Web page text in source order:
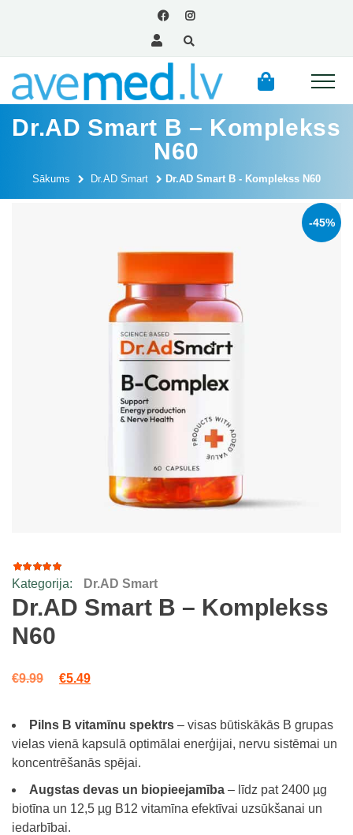
Dr.AD Smart B – Komplekss
N60
Sākums Dr.AD Smart Dr.AD Smart B - Komplekss N60
-45%
Rated
5.00
out
of 5
based
on
1
Kategorija: Dr.AD Smart
Dr.AD Smart B – Komplekss
N60
€9.99 Original price was: €9.99.
€5.49Current price is: €5.49.
Pilns B vitamīnu spektrs – visas būtiskākās B grupas
vielas vienā kapsulā optimālai enerģijai, nervu sistēmai un
koncentrēšanās spējai.
Augstas devas un biopieejamība – līdz pat 2400 µg
biotīna un 12,5 µg B12 vitamīna efektīvai uzsūkšanai un
iedarbībai.